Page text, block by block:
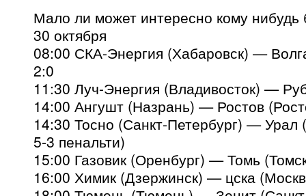
Мало ли может интересно кому нибудь
30 октября
08:00 СКА-Энергия (Хабаровск) —
2:0
11:30 Луч-Энергия (Владивосток) —
14:00 Ангушт (Назрань) — Ростов
14:30 Тосно (Санкт-Петербург) — Урал
5-3 пенальти)
15:00 Газовик (Оренбург) — Томь
16:00 Химик (Дзержинск) — цска